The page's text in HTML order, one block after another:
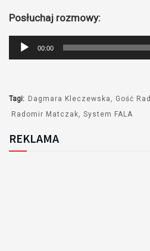
Posłuchaj rozmowy:
Odtwarzacz
plików
00:00
Tagi: Dagmara Kleczewska Gość
Radomir Matczak
System FALA
REKLAMA